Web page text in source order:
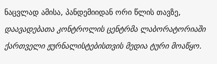
ნაცვლად ამისა, პანდემიიდან ორი წლის თავზე,
დაავადებათა კონტროლის ცენტრმა ლაბორატორიაში
ქართველი ჟურნალისტებისთვის მედია ტური მოაწყო.